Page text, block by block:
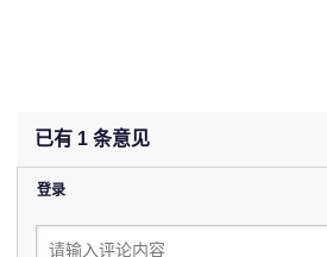
已有 1 条意见
登录